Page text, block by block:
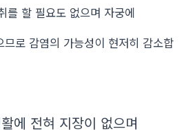
를 할 필요도 없으며 자궁에
로 감염의 가능성이 현저히 감소합
에 전혀 지장이 없으며